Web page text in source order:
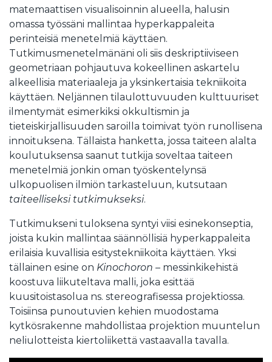
matemaattisen visualisoinnin alueella, halusin
omassa työssäni mallintaa hyperkappaleita
perinteisiä menetelmiä käyttäen.
Tutkimusmenetelmänäni oli siis deskriptiiviseen
geometriaan pohjautuva kokeellinen askartelu
alkeellisia materiaaleja ja yksinkertaisia tekniikoita
käyttäen. Neljännen tilaulottuvuuden kulttuuriset
ilmentymät esimerkiksi okkultismin ja
tieteiskirjallisuuden saroilla toimivat työn runollisena
innoituksena. Tällaista hanketta, jossa taiteen alalta
koulutuksensa saanut tutkija soveltaa taiteen
menetelmiä jonkin oman työskentelynsä
ulkopuolisen ilmiön tarkasteluun, kutsutaan
taiteelliseksi tutkimukseksi.
Tutkimukseni tuloksena syntyi viisi esinekonseptia,
joista kukin mallintaa säännöllisiä hyperkappaleita
erilaisia kuvallisia esitystekniikoita käyttäen. Yksi
tällainen esine on Kinochoron – messinkikehistä
koostuva liikuteltava malli, joka esittää
kuusitoistasolua ns. stereografisessa projektiossa.
Toisiinsa punoutuvien kehien muodostama
kytkösrakenne mahdollistaa projektion muuntelun
neliulotteista kiertoliikettä vastaavalla tavalla.